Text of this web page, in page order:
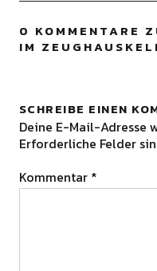
0 KOMMENTARE
IM
SCHREIBE EINEN
Deine E-Mail-Adresse
Erforderliche Felder
Kommentar *